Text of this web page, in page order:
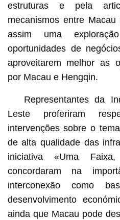
estruturas e pela
mecanismos entre
assim uma
oportunidades de
aproveitarem melhor as
por Macau e Hengqin.
Representantes da
Leste proferiram
intervenções sobre o
de alta qualidade das
iniciativa «Uma
concordaram na
interconexão como
desenvolvimento
ainda que Macau pode